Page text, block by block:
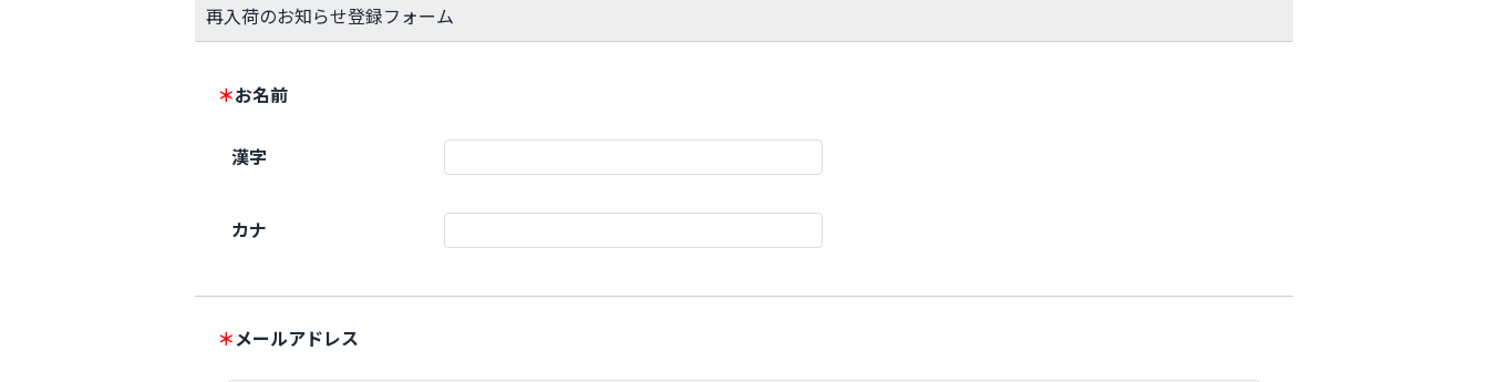
再入荷のお知らせ登録フォーム
＊お名前
漢字
カナ
＊メールアドレス